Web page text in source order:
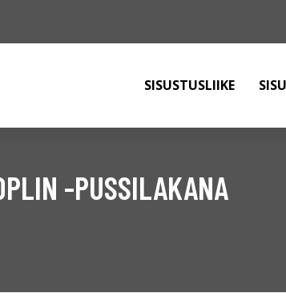
SISUSTUSLIIKE
-PUSSILAKANA